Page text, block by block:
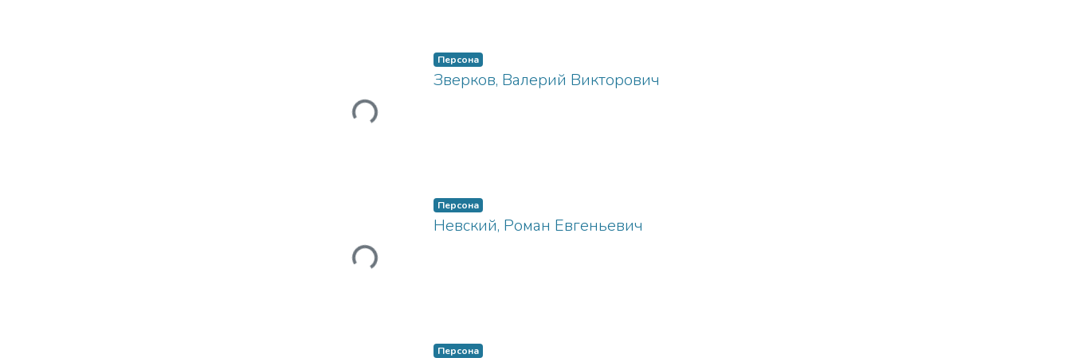
Загружается...
Персона
Зверков, Валерий Викторович
Загружается...
Персона
Невский, Роман Евгеньевич
Персона